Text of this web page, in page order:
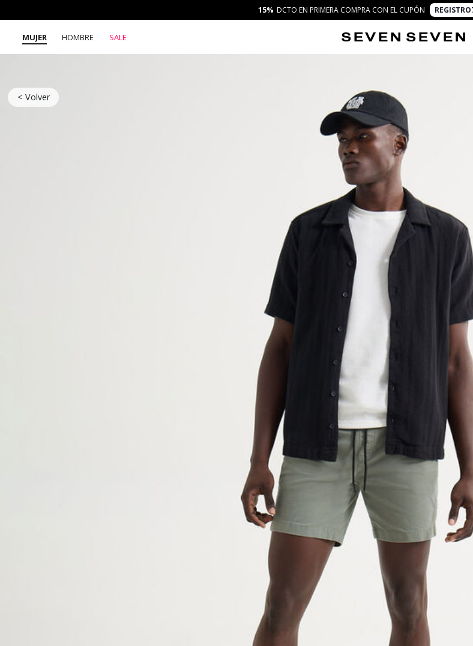
15% DCTO EN PRIMERA COMPRA CON EL CUPÓN
MUJER HOMBRE SALE
< Volver